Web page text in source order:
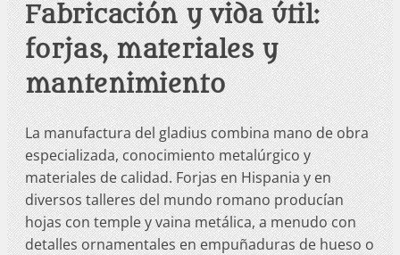
Fabricación y vida útil:
forjas, materiales y
mantenimiento
La manufactura del gladius combina mano de obra
especializada, conocimiento metalúrgico y
materiales de calidad. Forjas en Hispania y en
diversos talleres del mundo romano producían
hojas con temple y vaina metálica, a menudo con
detalles ornamentales en empuñaduras de hueso o